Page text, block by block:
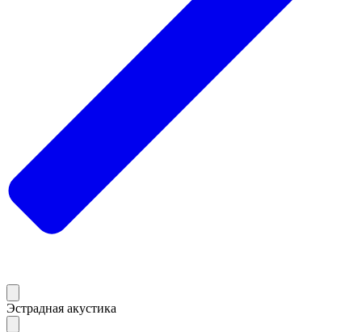
Эстрадная акустика